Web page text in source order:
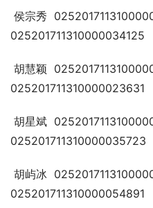
侯宗秀
025201711310000034125
胡慧颖
025201711310000023631
胡星斌
025201711310000035723
胡屿冰
025201711310000054891